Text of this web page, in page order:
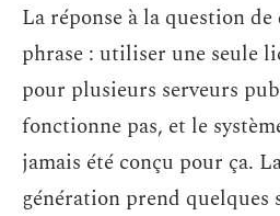
La réponse à la question
phrase : utiliser une seule
pour plusieurs serveurs
fonctionne pas, et le
jamais été conçu pour ça.
génération prend quelques